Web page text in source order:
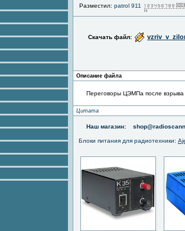
Разместил: patrol 911
Скачать файл:
Описание файла
Переговоры ЦЭМПа после
Цитата
Наш магазин:
Блоки питания для радиотехники: